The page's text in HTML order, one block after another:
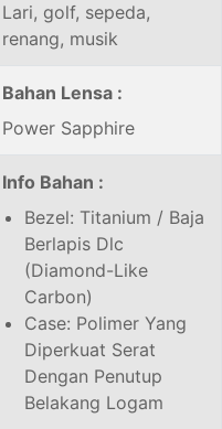
Lari, golf, sepeda,
renang, musik
Bahan Lensa :
Power Sapphire
Info Bahan :
Bezel: Titanium / Baja
Berlapis Dlc
(Diamond-Like
Carbon)
Case: Polimer Yang
Diperkuat Serat
Dengan Penutup
Belakang Logam